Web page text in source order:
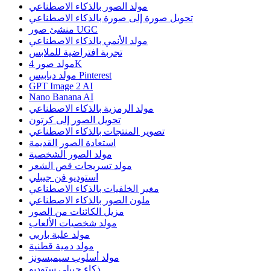
مولد الصور بالذكاء الاصطناعي
تحويل صورة إلى صورة بالذكاء الاصطناعي
منشئ صور UGC
مولد الأنمي بالذكاء الاصطناعي
تجربة افتراضية للملابس
مولد صور 4K
مولد دبابيس Pinterest
GPT Image 2 AI
Nano Banana AI
مولد الرمزية بالذكاء الاصطناعي
تحويل الصور إلى كرتون
تصوير المنتجات بالذكاء الاصطناعي
استعادة الصور القديمة
مولد الصور الشخصية
مولد تسريحات قص الشعر
استوديو فن جيبلي
مغير الخلفيات بالذكاء الاصطناعي
ملون الصور بالذكاء الاصطناعي
مزيل الكائنات من الصور
مولد شخصيات الألعاب
مولد علبة باربي
مولد دمية قطنية
مولد أسلوب سيمبسونز
ذكاء جيبلي ستوديو